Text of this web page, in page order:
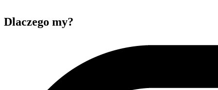
Dlaczego my?